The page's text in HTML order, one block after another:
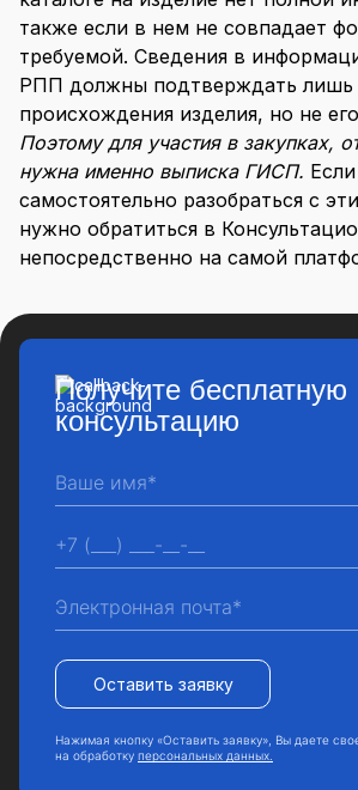
также если в нем не совпадает
требуемой. Сведения в
РПП должны подтверждать лишь
происхождения изделия, но не
Поэтому для участия в закупках,
нужна именно выписка ГИСП.
самостоятельно разобраться с
нужно обратиться в
непосредственно на самой
Получите бесплатную
консультацию
Оставить заявку
Нажимая кнопку «Оставить заявку», Вы даете
на обработку персональных данных.